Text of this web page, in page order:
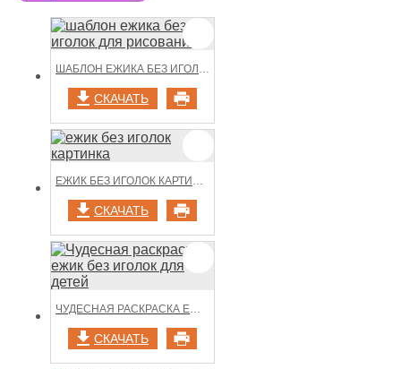
ШАБЛОН ЕЖИКА БЕЗ ИГОЛОК ДЛЯ РИСОВАНИЯ
СКАЧАТЬ
ЕЖИК БЕЗ ИГОЛОК КАРТИНКА
СКАЧАТЬ
ЧУДЕСНАЯ РАСКРАСКА ЕЖИК БЕЗ ИГОЛОК ДЛЯ ДЕТЕЙ
СКАЧАТЬ